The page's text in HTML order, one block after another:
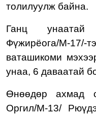
толилуулж байна.
Ганц унаатай
Фүжирёога/М-
ваташикоми
унаа, 6 даваатай
Өнөөдөр ахмад
Оргил/М-13/